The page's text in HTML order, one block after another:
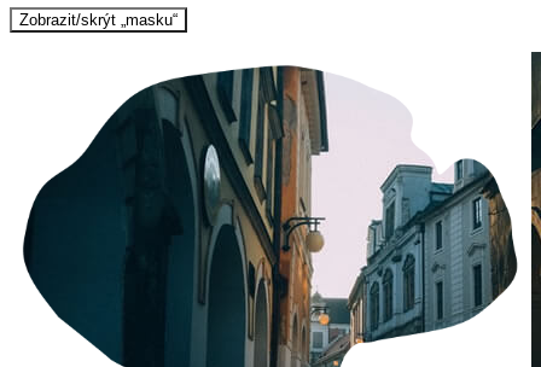
Zobrazit/skrýt „masku“